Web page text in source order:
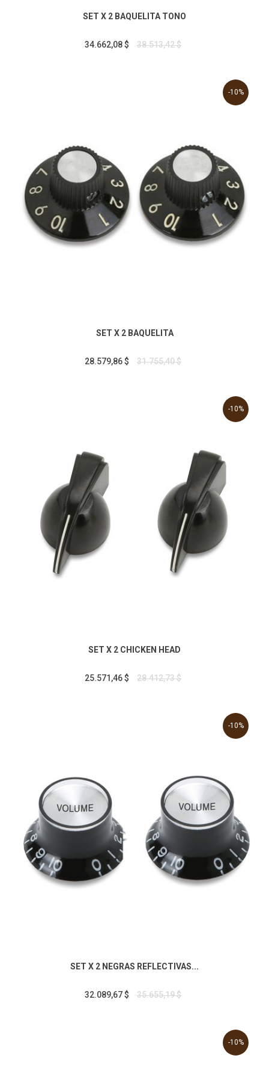
SET X 2 BAQUELITA TONO
34.662,08 $ 38.513,42 $
SET X 2 BAQUELITA
28.579,86 $ 31.755,40 $
-10%
SET X 2 CHICKEN HEAD
25.571,46 $ 28.412,73 $
-10%
SET X 2 NEGRAS REFLECTIVAS...
32.089,67 $ 35.655,19 $
-10%
-10%